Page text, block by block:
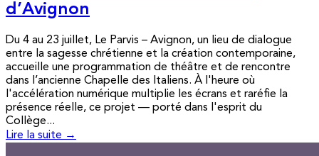
d’Avignon
Du 4 au 23 juillet, Le Parvis – Avignon, un lieu de dialogue
entre la sagesse chrétienne et la création contemporaine,
accueille une programmation de théâtre et de rencontre
dans l’ancienne Chapelle des Italiens. À l'heure où
l'accélération numérique multiplie les écrans et raréfie la
présence réelle, ce projet — porté dans l'esprit du
Collège...
Lire la suite →